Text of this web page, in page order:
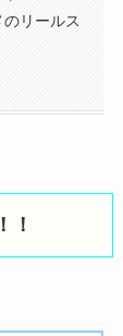
リールス
！